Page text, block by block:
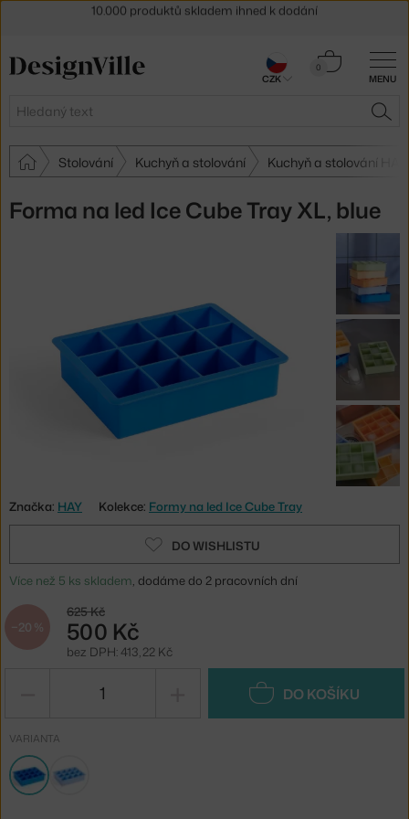
MENU
Hledat
0
Košík
Stolování Kuchyň a stolování Kuchyň a stolování HAY
Forma na led Ice Cube Tray XL, blue
Značka: HAY Kolekce: Formy na led Ice Cube Tray
DO WISHLISTU
Více než 5 ks skladem, dodáme do 2 pracovních dní
−20 %
625 Kč
500 Kč
bez DPH: 413,22 Kč
DO KOŠÍKU
VARIANTA
30 dní na vrácení zboží
CZK